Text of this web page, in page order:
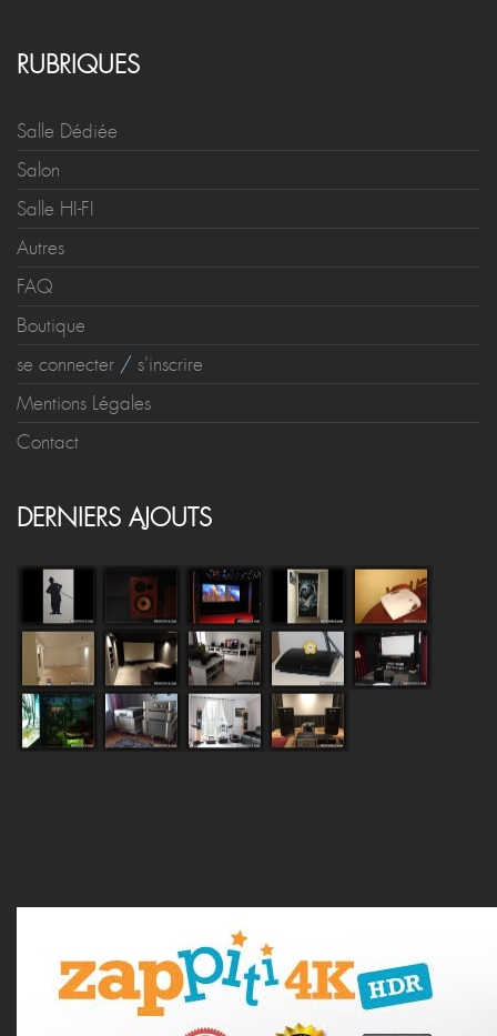
RUBRIQUES
Salle Dédiée
Salon
Salle HI-FI
Autres
FAQ
Boutique
se connecter / s'inscrire
Mentions Légales
Contact
DERNIERS AJOUTS